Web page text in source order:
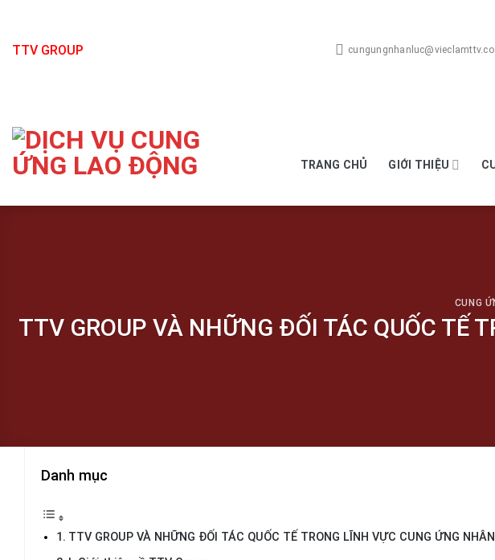
content
TTV GROUP
TRANG CHỦ GIỚI THIỆU
CUNG
TTV GROUP VÀ NHỮNG ĐỐI TÁC QUỐC TẾ
Danh mục
TTV GROUP VÀ NHỮNG ĐỐI TÁC QUỐC TẾ TRONG LĨNH VỰC CUNG ỨNG